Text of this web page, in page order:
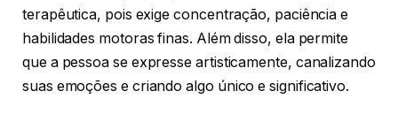
terapêutica, pois exige concentração, paciência e
habilidades motoras finas. Além disso, ela permite
que a pessoa se expresse artisticamente, canalizando
suas emoções e criando algo único e significativo.